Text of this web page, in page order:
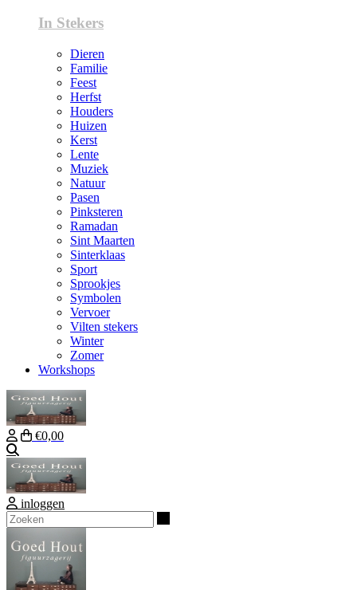
In Stekers
Dieren
Familie
Feest
Herfst
Houders
Huizen
Kerst
Lente
Muziek
Natuur
Pasen
Pinksteren
Ramadan
Sint Maarten
Sinterklaas
Sport
Sprookjes
Symbolen
Vervoer
Vilten stekers
Winter
Zomer
Workshops
€0,00
inloggen